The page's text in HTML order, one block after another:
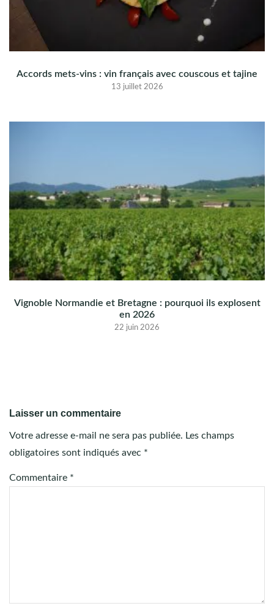
Accords mets-vins : vin français avec couscous et tajine
13 juillet 2026
Vignoble Normandie et Bretagne : pourquoi ils explosent
en 2026
22 juin 2026
Laisser un commentaire
Votre adresse e-mail ne sera pas publiée. Les champs
obligatoires sont indiqués avec *
Commentaire *